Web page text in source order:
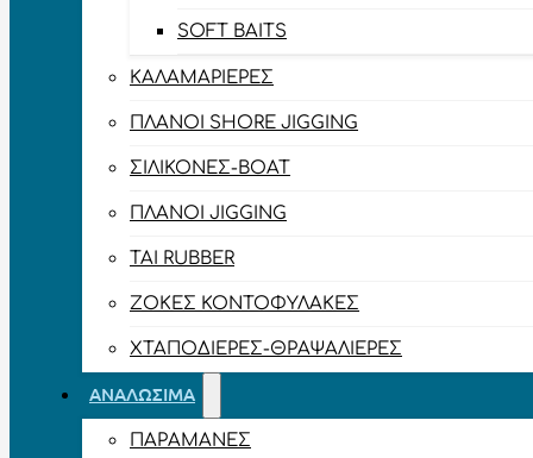
SOFT BAITS
ΚΑΛΑΜΑΡΙΈΡΕΣ
ΠΛΆΝΟΙ SHORE JIGGING
ΣΙΛΙΚΌΝΕΣ-BOAT
ΠΛΆΝΟΙ JIGGING
TAI RUBBER
ΖΌΚΕΣ ΚΟΝΤΟΦΎΛΑΚΕΣ
ΧΤΑΠΟΔΙΈΡΕΣ-ΘΡΑΨΑΛΙΈΡΕΣ
ΑΝΑΛΏΣΙΜΑ
ΠΑΡΑΜΆΝΕΣ